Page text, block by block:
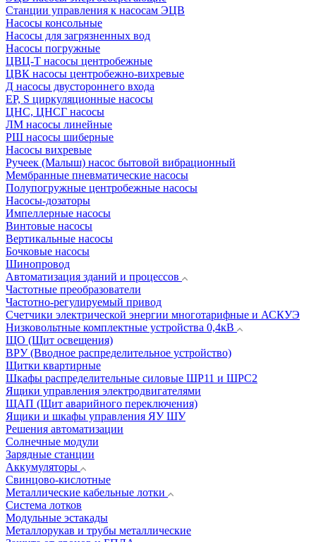
Станции управления к насосам ЭЦВ
Насосы консольные
Насосы для загрязненных вод
Насосы погружные
ЦВЦ-Т насосы центробежные
ЦВК насосы центробежно-вихревые
Д насосы двустороннего входа
EP, S циркуляционные насосы
ЦНС, ЦНСГ насосы
ЛМ насосы линейные
РШ насосы шиберные
Насосы вихревые
Ручеек (Малыш) насос бытовой вибрационный
Мембранные пневматические насосы
Полупогружные центробежные насосы
Насосы-дозаторы
Импеллерные насосы
Винтовые насосы
Вертикальные насосы
Бочковые насосы
Шинопровод
Автоматизация зданий и процессов
Частотные преобразователи
Частотно-регулируемый привод
Счетчики электрической энергии многотарифные и АСКУЭ
Низковольтные комплектные устройства 0,4кВ
ЩО (Щит освещения)
ВРУ (Вводное распределительное устройство)
Щитки квартирные
Шкафы распределительные силовые ШР11 и ШРС2
Ящики управления электродвигателями
ЩАП (Щит аварийного переключения)
Ящики и шкафы управления ЯУ ШУ
Решения автоматизации
Солнечные модули
Зарядные станции
Аккумуляторы
Свинцово-кислотные
Металлические кабельные лотки
Система лотков
Модульные эстакады
Металлорукав и трубы металлические